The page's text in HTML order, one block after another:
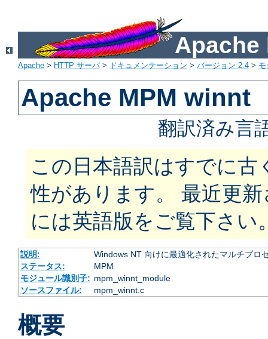
Apache
Apache > HTTP サーバ> ドキュメンテーション > バージョン 2.4 >
Apache MPM winnt
翻訳済み言
この日本語訳はすでに古
性があります。 最近更
には英語版をご覧下さい
説明:
Windows NT 向けに最適化されたマルチプロ
ステータス:
MPM
モジュール識別子: mpm_winnt_module
ソースファイル:
mpm_winnt.c
概要